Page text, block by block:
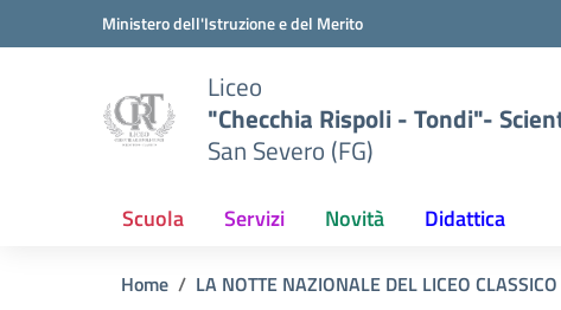
Vai ai contenuti
Vai al menu di navigazioneMinistero dell'Istruzione e del Merito
Liceo
"Checchia Rispoli - Tondi"-
San Severo (FG)
Scuola Servizi Novità Didattica
Home LA NOTTE NAZIONALE DEL LICEO